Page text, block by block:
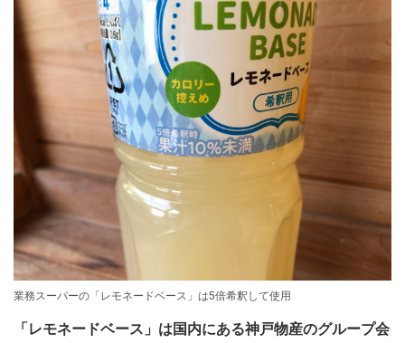
業務スーパーの「レモネードベース」は5倍希釈して使用
「レモネードベース」は国内にある神戸物産のグループ会